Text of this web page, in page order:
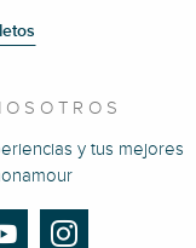
y tus mejores